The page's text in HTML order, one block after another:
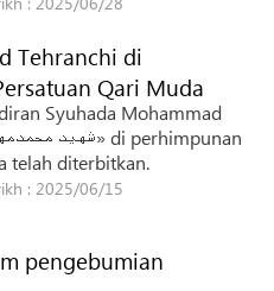
Tehranchi di
Qari Muda
Syuhada Mohammad
telah diterbitkan.
: 2025/06/15
pengebumian